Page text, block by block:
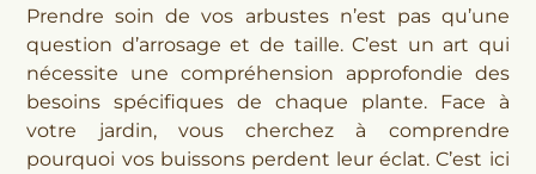
Prendre soin de vos arbustes n’est pas qu’une
question d’arrosage et de taille. C’est un art qui
nécessite une compréhension approfondie des
besoins spécifiques de chaque plante. Face à
votre jardin, vous cherchez à comprendre
pourquoi vos buissons perdent leur éclat. C’est ici